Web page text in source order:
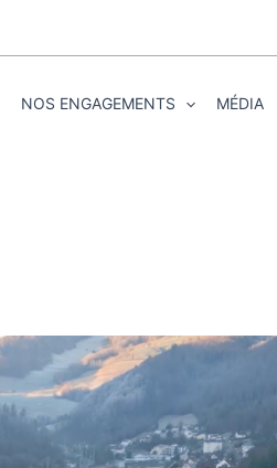
NOS ENGAGEMENTS MÉDIA